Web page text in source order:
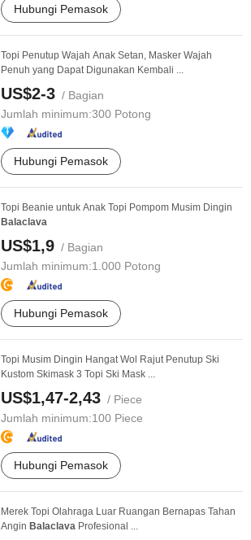
Hubungi Pemasok
Topi Penutup Wajah Anak Setan, Masker Wajah
Penuh yang Dapat Digunakan Kembali ...
US$2-3 / Bagian
Jumlah minimum:300 Potong
Hubungi Pemasok
Topi Beanie untuk Anak Topi Pompom Musim Dingin
Balaclava
US$1,9 / Bagian
Jumlah minimum:1.000 Potong
Hubungi Pemasok
Topi Musim Dingin Hangat Wol Rajut Penutup Ski
Kustom Skimask 3 Topi Ski Mask ...
US$1,47-2,43 / Piece
Jumlah minimum:100 Piece
Hubungi Pemasok
Merek Topi Olahraga Luar Ruangan Bernapas Tahan
Angin Balaclava Profesional ...